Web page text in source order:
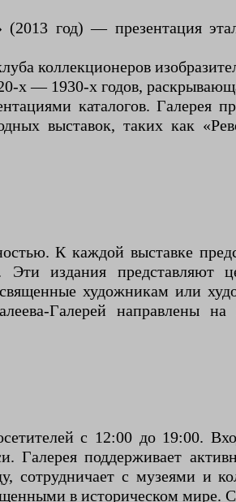
год) — презентация
коллекционеров
— 1930-х годов,
каталогов. Галерея
выставок, таких как
К каждой выставке
издания представляют
художникам или
Галерей направлены на
с 12:00 до 19:00.
Галерея поддерживает
сотрудничает с музеями и
в историческом мире.